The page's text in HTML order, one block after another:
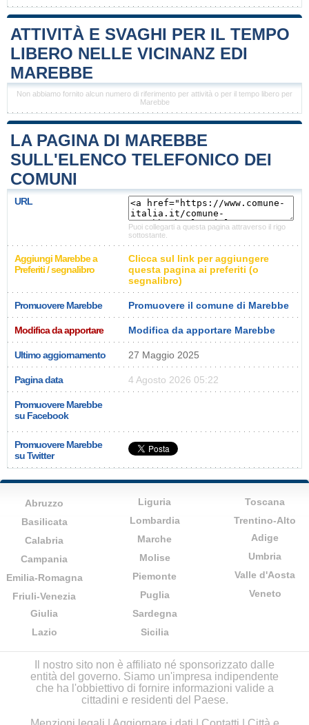
ATTIVITÀ E SVAGHI PER IL TEMPO
LIBERO NELLE VICINANZ EDI
MAREBBE
Non abbiamo fornito alcun numero di riferimento per attività o per il tempo libero per
Marebbe
LA PAGINA DI MAREBBE
SULL'ELENCO TELEFONICO DEI
COMUNI
URL
Puoi collegarti a questa pagina attraverso il rigo
sottostante.
Aggiungi Marebbe a
Preferiti / segnalibro
Clicca sul link per aggiungere
questa pagina ai preferiti (o
segnalibro)
Promuovere Marebbe Promuovere il comune di Marebbe
Modifica da apportare Modifica da apportare Marebbe
Ultimo aggiornamento 27 Maggio 2025
Pagina data 4 Agosto 2026 05:22
Promuovere Marebbe
su Facebook
Promuovere Marebbe
su Twitter
Abruzzo
Basilicata
Calabria
Campania
Emilia-Romagna
Friuli-Venezia
Giulia
Lazio
Liguria
Lombardia
Marche
Molise
Piemonte
Puglia
Sardegna
Sicilia
Toscana
Trentino-Alto
Adige
Umbria
Valle d'Aosta
Veneto
Il nostro sito non è affiliato né sponsorizzato dalle
entità del governo. Siamo un'impresa indipendente
che ha l'obbiettivo di fornire informazioni valide a
cittadini e residenti del Paese.